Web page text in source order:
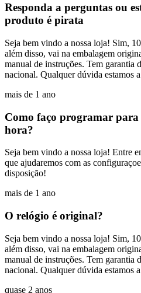
Responda a perguntas ou
produto é pirata
Seja bem vindo a nossa loja! Sim,
além disso, vai na embalagem
manual de instruções. Tem garantia
nacional. Qualquer dúvida estamos
mais de 1 ano
Como faço programar para
hora?
Seja bem vindo a nossa loja! Entre
que ajudaremos com as
disposição!
mais de 1 ano
O relógio é original?
Seja bem vindo a nossa loja! Sim,
além disso, vai na embalagem
manual de instruções. Tem garantia
nacional. Qualquer dúvida estamos
quase 2 anos